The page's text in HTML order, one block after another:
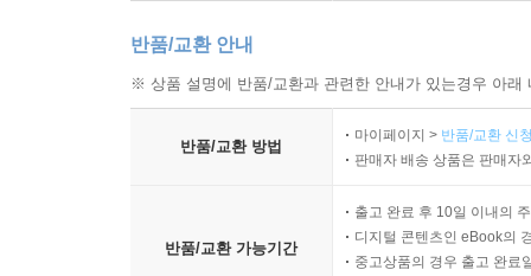
반품/교환 안내
※ 상품 설명에 반품/교환과 관련한 안내가 있는경우 아
반품/교환 방법
마이페이지 > 반품/교환 신
판매자 배송 상품은 판매자
반품/교환 가능기간
출고 완료 후 10일 이내의
디지털 콘텐츠인 eBook의
중고상품의 경우 출고 완료